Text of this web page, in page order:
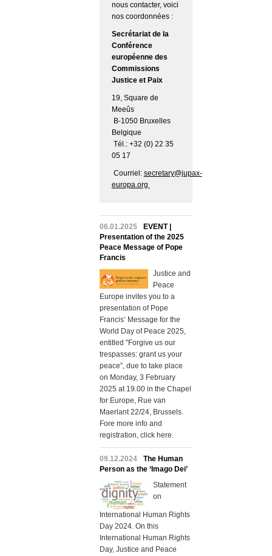
nous contacter, voici
nos coordonnées :
Secrétariat de la
Conférence
européenne des
Commissions
Justice et Paix
19, Square de
Meeûs
B-1050 Bruxelles
Belgique
Tél.: +32 (0) 22 35
05 17
Courriel: secretary@jupax-
europa.org
06.01.2025
EVENT |
Presentation of the 2025
Peace Message of Pope
Francis
Justice and
Peace
Europe invites you to a
presentation of Pope
Francis’ Message for the
World Day of Peace 2025,
entitled "Forgive us our
trespasses: grant us your
peace”, due to take place
on Monday, 3 February
2025 at 19.00 in the Chapel
for Europe, Rue van
Maerlant 22/24, Brussels.
Fore more info and
registration, click here.
09.12.2024
The Human
Person as the ‘Imago Dei’
Statement
on
International Human Rights
Day 2024. On this
International Human Rights
Day, Justice and Peace